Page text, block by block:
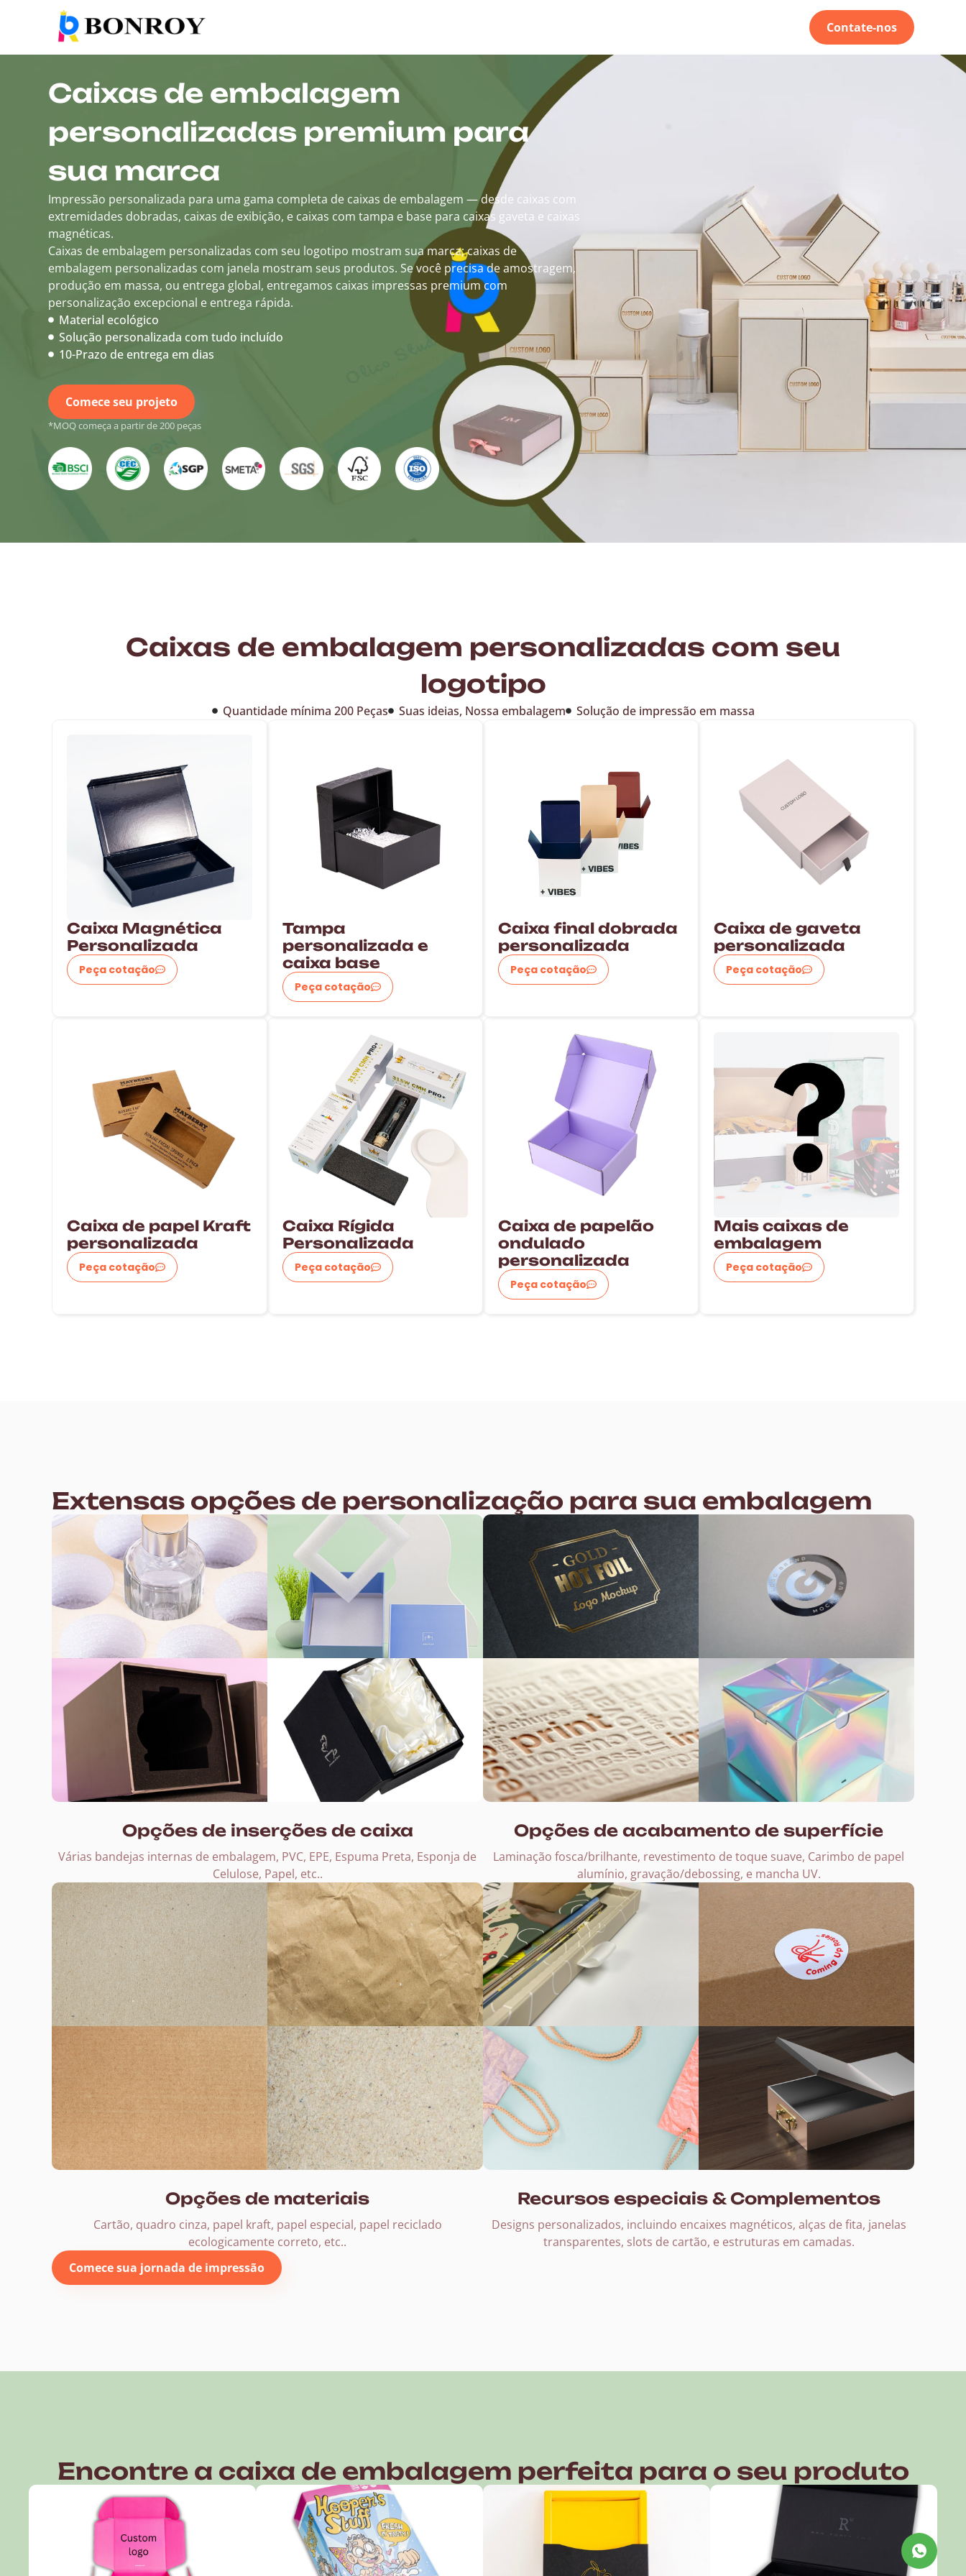
Contate-nos
Caixas de embalagem
personalizadas premium para
sua marca
Impressão personalizada para uma gama completa de caixas de embalagem — desde caixas com
extremidades dobradas, caixas de exibição, e caixas com tampa e base para caixas gaveta e caixas
magnéticas.
Caixas de embalagem personalizadas com seu logotipo mostram sua marca; caixas de
embalagem personalizadas com janela mostram seus produtos. Se você precisa de amostragem,
produção em massa, ou entrega global, entregamos caixas impressas premium com
personalização excepcional e entrega rápida.
Material ecológico
Solução personalizada com tudo incluído
10-Prazo de entrega em dias
Comece seu projeto
*MOQ começa a partir de 200 peças
Caixas de embalagem personalizadas com seu
logotipo
Quantidade mínima 200 Peças Suas ideias, Nossa embalagem Solução de impressão em massa
Caixa Magnética
Personalizada
Peça cotação
Tampa
personalizada e
caixa base
Peça cotação
Caixa final dobrada
personalizada
Peça cotação
Caixa de gaveta
personalizada
Peça cotação
Caixa de papel Kraft
personalizada
Peça cotação
Caixa Rígida
Personalizada
Peça cotação
Caixa de papelão
ondulado
personalizada
Peça cotação
Mais caixas de
embalagem
Peça cotação
Extensas opções de personalização para sua embalagem
Opções de inserções de caixa
Várias bandejas internas de embalagem, PVC, EPE, Espuma Preta, Esponja de
Celulose, Papel, etc..
Opções de acabamento de superfície
Laminação fosca/brilhante, revestimento de toque suave, Carimbo de papel
alumínio, gravação/debossing, e mancha UV.
Opções de materiais
Cartão, quadro cinza, papel kraft, papel especial, papel reciclado
ecologicamente correto, etc..
Recursos especiais & Complementos
Designs personalizados, incluindo encaixes magnéticos, alças de fita, janelas
transparentes, slots de cartão, e estruturas em camadas.
Comece sua jornada de impressão
Encontre a caixa de embalagem perfeita para o seu produto